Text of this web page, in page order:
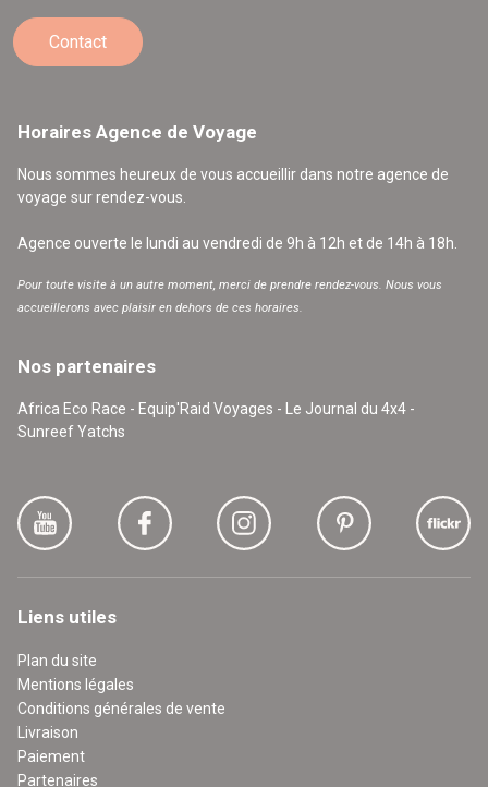
Contact
Horaires Agence de Voyage
Nous sommes heureux de vous accueillir dans notre agence de
voyage sur rendez-vous.
Agence ouverte le lundi au vendredi de 9h à 12h et de 14h à 18h.
Pour toute visite à un autre moment, merci de prendre rendez-vous. Nous vous
accueillerons avec plaisir en dehors de ces horaires.
Nos partenaires
Africa Eco Race - Equip'Raid Voyages - Le Journal du 4x4 -
Sunreef Yatchs
Liens utiles
Plan du site
Mentions légales
Conditions générales de vente
Livraison
Paiement
Partenaires